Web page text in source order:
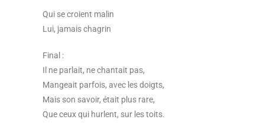
Qui se croient malin
Lui, jamais chagrin
Final :
Il ne parlait, ne chantait pas,
Mangeait parfois, avec les doigts,
Mais son savoir, était plus rare,
Que ceux qui hurlent, sur les toits.